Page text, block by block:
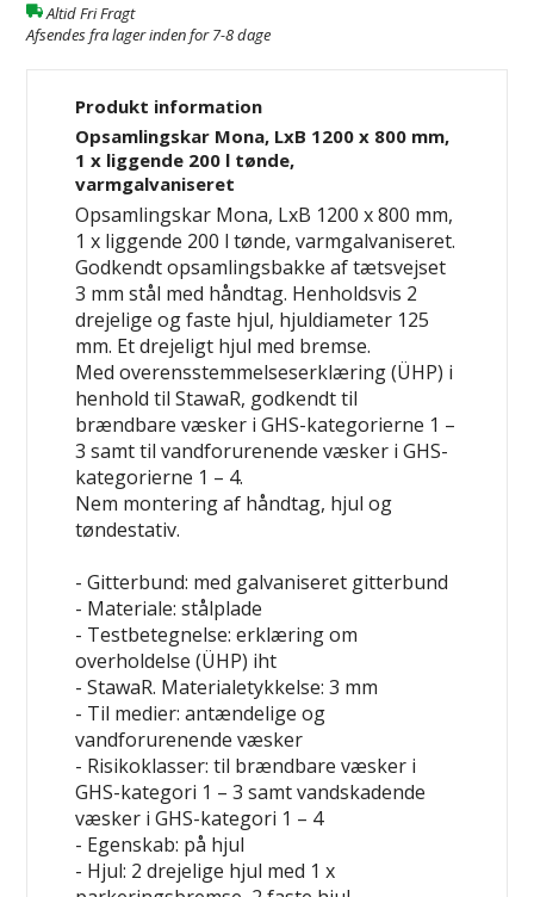
Altid Fri Fragt
Afsendes fra lager inden for 7-8 dage
Produkt information
Opsamlingskar Mona, LxB 1200 x 800 mm,
1 x liggende 200 l tønde,
varmgalvaniseret
Opsamlingskar Mona, LxB 1200 x 800 mm,
1 x liggende 200 l tønde, varmgalvaniseret.
Godkendt opsamlingsbakke af tætsvejset
3 mm stål med håndtag. Henholdsvis 2
drejelige og faste hjul, hjuldiameter 125
mm. Et drejeligt hjul med bremse.
Med overensstemmelseserklæring (ÜHP) i
henhold til StawaR, godkendt til
brændbare væsker i GHS-kategorierne 1 –
3 samt til vandforurenende væsker i GHS-
kategorierne 1 – 4.
Nem montering af håndtag, hjul og
tøndestativ.
- Gitterbund: med galvaniseret gitterbund
- Materiale: stålplade
- Testbetegnelse: erklæring om
overholdelse (ÜHP) iht
- StawaR. Materialetykkelse: 3 mm
- Til medier: antændelige og
vandforurenende væsker
- Risikoklasser: til brændbare væsker i
GHS-kategori 1 – 3 samt vandskadende
væsker i GHS-kategori 1 – 4
- Egenskab: på hjul
- Hjul: 2 drejelige hjul med 1 x